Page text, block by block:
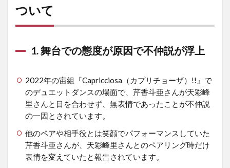
ついて
1. 舞台での態度が原因で不仲説が浮上
2022年の宙組『Capricciosa（カプリチョーザ）!!』で
のデュエットダンスの場面で、芹香斗亜さんが天彩峰
里さんと目を合わせず、無表情であったことが不仲説
の一因とされています。
他のペアや相手役とは笑顔でパフォーマンスしていた
芹香斗亜さんが、天彩峰里さんとのペアリング時だけ
表情を変えていたと報告されています。